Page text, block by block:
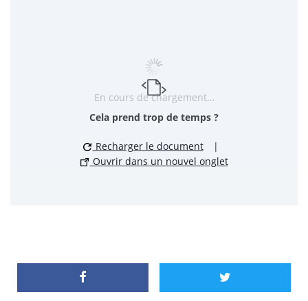
En cours de chargement…
Cela prend trop de temps ?
Recharger le document
|
Ouvrir dans un nouvel onglet